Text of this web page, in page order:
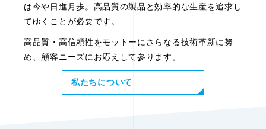
は今や日進月歩。高品質の製品と効率的な生産を追求し
てゆくことが必要です。
高品質・高信頼性をモットーにさらなる技術革新に努
め、顧客ニーズにお応えして参ります。
私たちについて